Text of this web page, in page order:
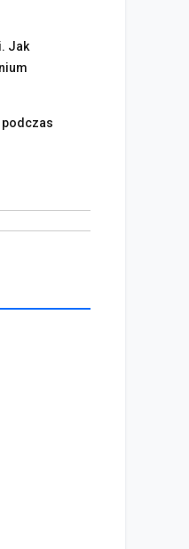
Jak
podczas